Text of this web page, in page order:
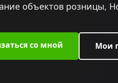
объектов розницы,
со мной Мои